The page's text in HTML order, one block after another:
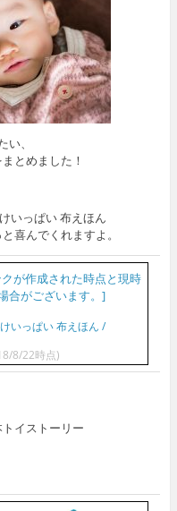
、
とめました！
いっぱい 布えほん
喜んでくれますよ。
いっぱい 布えほん /
8/22時点)
イストーリー